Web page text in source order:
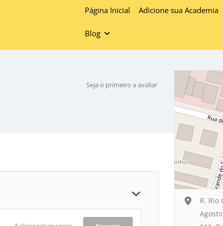
Página Inicial Adicione sua Academia
Blog
Seja o primeiro a avaliar
R. Rio